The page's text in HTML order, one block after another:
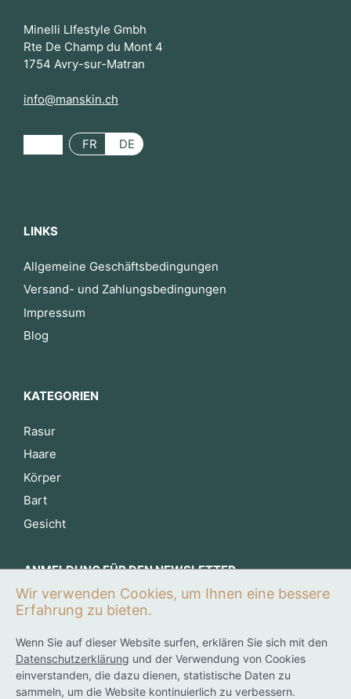
Minelli LIfestyle Gmbh
Rte De Champ du Mont 4
1754 Avry-sur-Matran
info@manskin.ch
FR DE
LINKS
Allgemeine Geschäftsbedingungen
Versand- und Zahlungsbedingungen
Impressum
Blog
KATEGORIEN
Rasur
Haare
Körper
Bart
Gesicht
ANMELDUNG FÜR DEN NEWSLETTER
Jetzt anmelden
0
Wir verwenden Cookies, um Ihnen eine bessere
Erfahrung zu bieten.
Wenn Sie auf dieser Website surfen, erklären Sie sich mit den
Datenschutzerklärung und der Verwendung von Cookies
einverstanden, die dazu dienen, statistische Daten zu
sammeln, um die Website kontinuierlich zu verbessern.